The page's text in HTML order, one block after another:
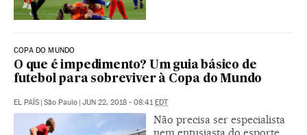
COPA DO MUNDO
O que é impedimento? Um guia básico de
futebol para sobreviver à Copa do Mundo
EL PAÍS São Paulo JUN 22, 2018 - 08:41 EDT
Não precisa ser especialista